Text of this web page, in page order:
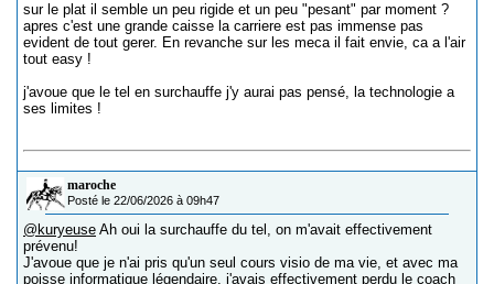
sur le plat il semble un peu rigide et un peu "pesant" par moment ?
apres c'est une grande caisse la carriere est pas immense pas
evident de tout gerer. En revanche sur les meca il fait envie, ca a l'air
tout easy !
j'avoue que le tel en surchauffe j'y aurai pas pensé, la technologie a
ses limites !
maroche
Posté le 22/06/2026 à 09h47
@kuryeuse Ah oui la surchauffe du tel, on m'avait effectivement
prévenu!
J'avoue que je n'ai pris qu'un seul cours visio de ma vie, et avec ma
poisse informatique légendaire, j'avais effectivement perdu le coach